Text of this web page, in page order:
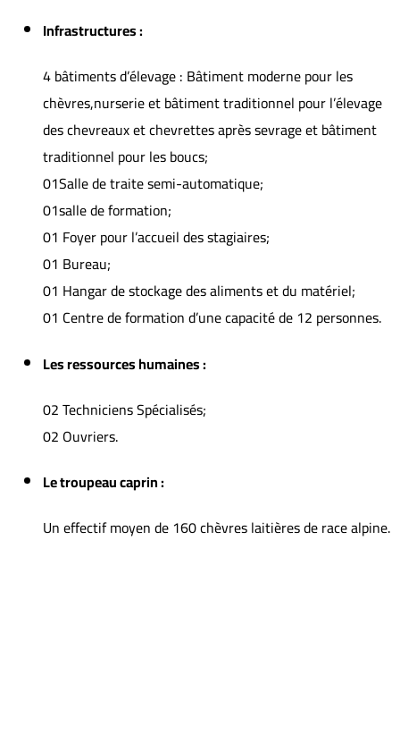
Infrastructures :
4 bâtiments d’élevage : Bâtiment moderne pour les
chèvres,nurserie et bâtiment traditionnel pour l’élevage
des chevreaux et chevrettes après sevrage et bâtiment
traditionnel pour les boucs;
01Salle de traite semi-automatique;
01salle de formation;
01 Foyer pour l’accueil des stagiaires;
01 Bureau;
01 Hangar de stockage des aliments et du matériel;
01 Centre de formation d’une capacité de 12 personnes.
Les ressources humaines :
02 Techniciens Spécialisés;
02 Ouvriers.
Le troupeau caprin :
Un effectif moyen de 160 chèvres laitières de race alpine.